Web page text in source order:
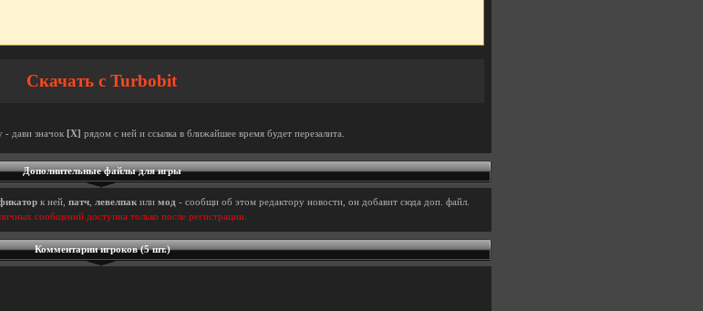
Скачать с Turbobit
- дави значок [X] рядом с ней и ссылка в ближайшее время будет перезалита.
Дополнительные файлы для игры
к ней, патч левелпак или мод - сообщи об этом редактору новости, он добавит сюда доп. файл.
сообщений доступна только после регистрации.
Комментарии игроков (5 шт.)